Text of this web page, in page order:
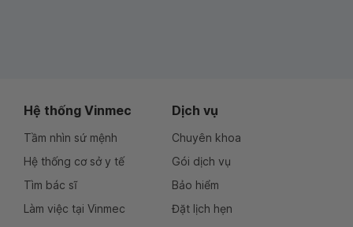
Hệ thống Vinmec
Tầm nhìn sứ mệnh
Hệ thống cơ sở y tế
Tìm bác sĩ
Làm việc tại Vinmec
Dịch vụ
Chuyên khoa
Gói dịch vụ
Bảo hiểm
Đặt lịch hẹn